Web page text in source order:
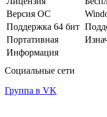
Версия ОС
Поддержка 64 бит
Портативная
Информация
Социальные сети
Группа в VK